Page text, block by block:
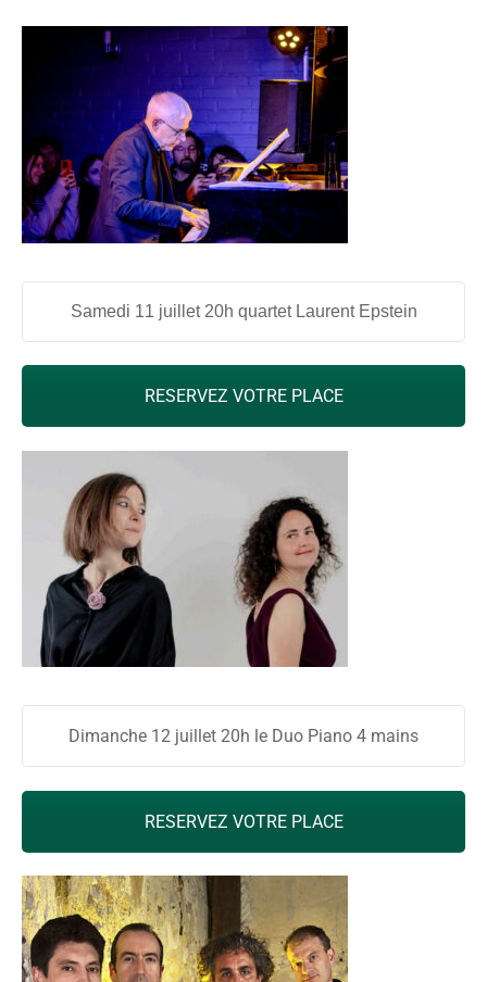
Samedi 11 juillet 20h quartet Laurent Epstein
RESERVEZ VOTRE PLACE
Dimanche 12 juillet 20h le Duo Piano 4 mains
RESERVEZ VOTRE PLACE